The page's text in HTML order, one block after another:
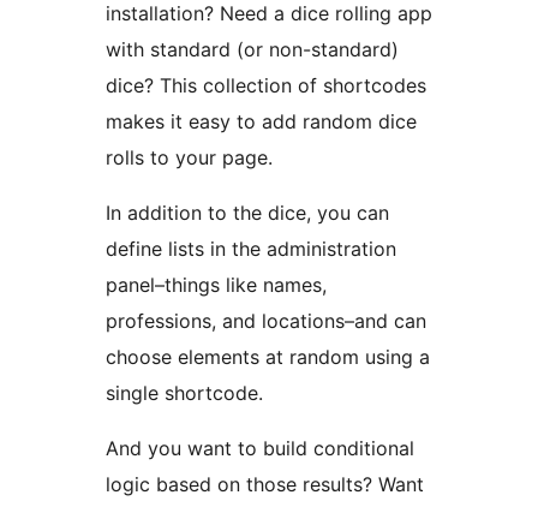
installation? Need a dice rolling app
with standard (or non-standard)
dice? This collection of shortcodes
makes it easy to add random dice
rolls to your page.
In addition to the dice, you can
define lists in the administration
panel–things like names,
professions, and locations–and can
choose elements at random using a
single shortcode.
And you want to build conditional
logic based on those results? Want